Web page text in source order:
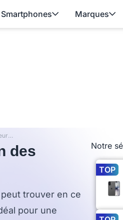
Marques
Xiaomi Poco F5 : Moins de 320 € pour l'un des meilleurs milieu de gamme du moment !
des
trouver en ce
pour une
Notre
TOP